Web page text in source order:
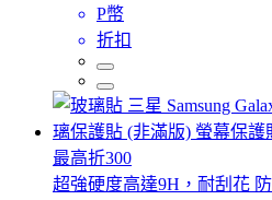
P幣
折扣
最高折300
超強硬度高達9H，耐刮花